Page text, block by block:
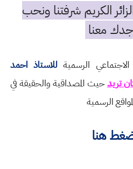
الكريم شرفتنا ونحب
معنا
الرسمية للاستاذ احمد
تريدحيث المصداقية والحقيقة في
الرسمية
هنا